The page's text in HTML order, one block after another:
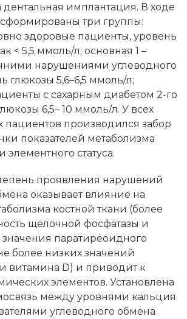
дентальная имплантация. В ходе
три группы:
здоровые пациенты, уровень
< 5,5 ммоль/л; основная 1 –
нарушениями углеводного
глюкозы 5,6–6,5 ммоль/л;
с сахарным диабетом 2-го
6,5– 10 ммоль/л. У всех
пациентов производился забор
показателей метаболизма
элементного статуса.
проявления нарушений
оказывает влияние на
костной ткани (более
щелочной фосфатазы и
паратиреоидного
более низких значений
витамина D) и приводит к
элементов. Установлена
между уровнями кальция
углеводного обмена